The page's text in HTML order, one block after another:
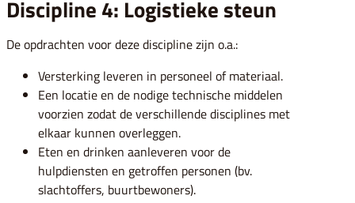
Discipline 4: Logistieke steun
De opdrachten voor deze discipline zijn o.a.:
Versterking leveren in personeel of materiaal.
Een locatie en de nodige technische middelen
voorzien zodat de verschillende disciplines met
elkaar kunnen overleggen.
Eten en drinken aanleveren voor de
hulpdiensten en getroffen personen (bv.
slachtoffers, buurtbewoners).